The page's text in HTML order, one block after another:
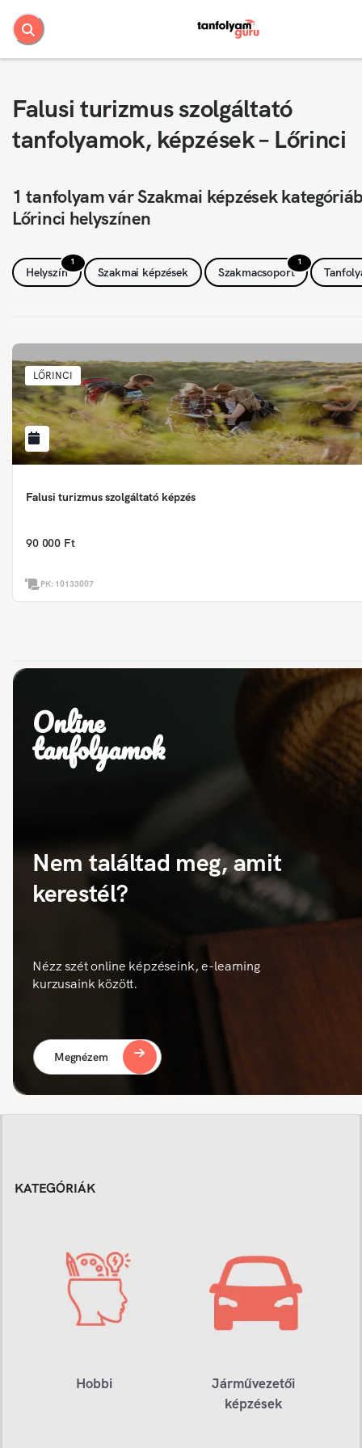
Falusi turizmus szolgáltató
tanfolyamok, képzések – Lőrinci
1 tanfolyam vár Szakmai képzések
Lőrinci helyszínen
1
Helyszín Szakmai képzések
1
Szakmacsoport
LŐRINCI
Falusi turizmus szolgáltató képzés
90 000 Ft
PK: 10133007
Online
tanfolyamok
Nem találtad meg, amit
kerestél?
Nézz szét online képzéseink, e-learning
kurzusaink között.
Megnézem
KATEGÓRIÁK
Hobbi
Járművezetői
képzések